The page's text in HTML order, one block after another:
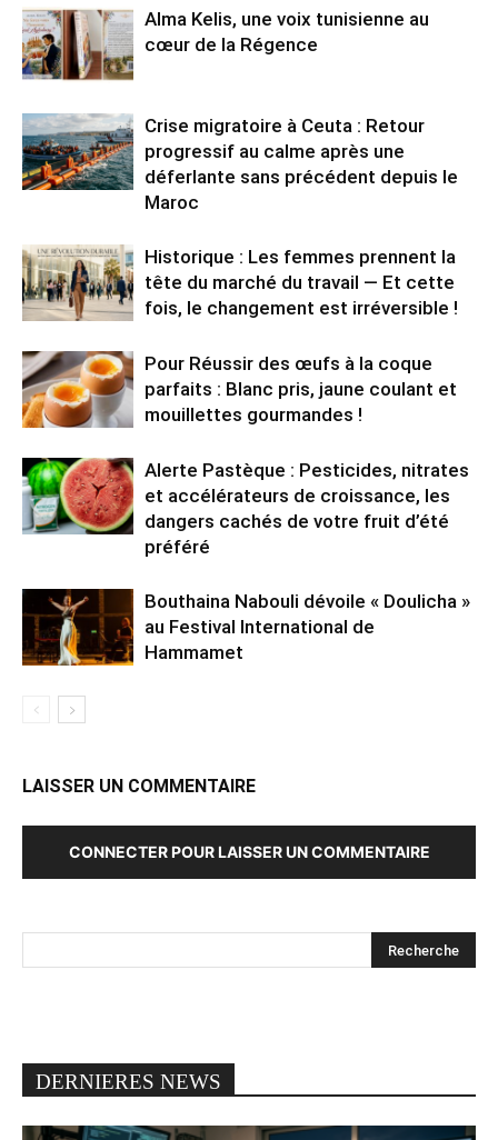
Alma Kelis, une voix tunisienne au
cœur de la Régence
Crise migratoire à Ceuta : Retour
progressif au calme après une
déferlante sans précédent depuis le
Maroc
Historique : Les femmes prennent la
tête du marché du travail — Et cette
fois, le changement est irréversible !
Pour Réussir des œufs à la coque
parfaits : Blanc pris, jaune coulant et
mouillettes gourmandes !
Alerte Pastèque : Pesticides, nitrates
et accélérateurs de croissance, les
dangers cachés de votre fruit d’été
préféré
Bouthaina Nabouli dévoile « Doulicha »
au Festival International de
Hammamet
LAISSER UN COMMENTAIRE
CONNECTER POUR LAISSER UN COMMENTAIRE
DERNIERES NEWS